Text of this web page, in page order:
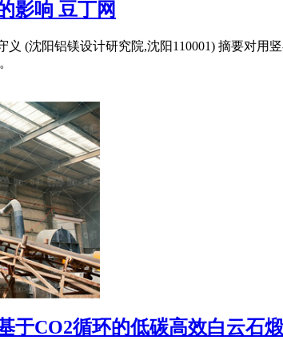
影响 豆丁网
义 (沈阳铝镁设计研究院,沈阳110001) 摘要对
CO2循环的低碳高效白云石